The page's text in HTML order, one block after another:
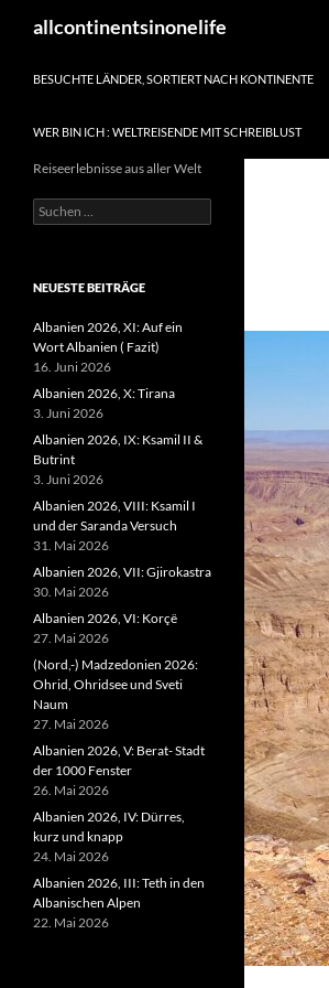
Inhaltallcontinentsinonelife
BESUCHTE LÄNDER, SORTIERT NACH KONTINENTE
WER BIN ICH : WELTREISENDE MIT SCHREIBLUST
Reiseerlebnisse aus aller Welt
Suchen
nach:
NEUESTE BEITRÄGE
Albanien 2026, XI: Auf ein
Wort Albanien ( Fazit)
16. Juni 2026
Albanien 2026, X: Tirana
3. Juni 2026
Albanien 2026, IX: Ksamil II &
Butrint
3. Juni 2026
Albanien 2026, VIII: Ksamil I
und der Saranda Versuch
31. Mai 2026
Albanien 2026, VII: Gjirokastra
30. Mai 2026
Albanien 2026, VI: Korçë
27. Mai 2026
(Nord,-) Madzedonien 2026:
Ohrid, Ohridsee und Sveti
Naum
27. Mai 2026
Albanien 2026, V: Berat- Stadt
der 1000 Fenster
26. Mai 2026
Albanien 2026, IV: Dürres,
kurz und knapp
24. Mai 2026
Albanien 2026, III: Teth in den
Albanischen Alpen
22. Mai 2026